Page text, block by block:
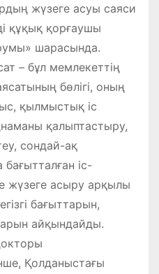
жүзеге асуы саяси
құқық қорғаушы
шарасында.
– бұл мемлекеттің
бөлігі, оның
қылмыстық іс
қалыптастыру,
сондай-ақ
іс-
жүзеге асыру арқылы
бағыттарын,
айқындайды.
Қолданыстағы